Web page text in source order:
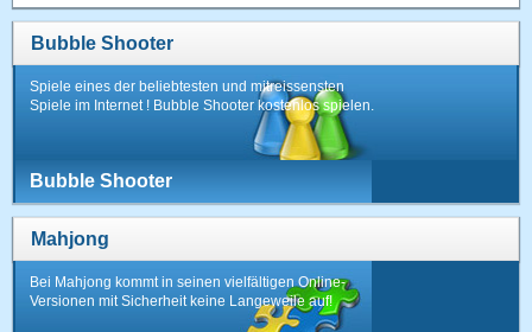
Bubble Shooter
Spiele eines der beliebtesten und mitreissensten
Spiele im Internet ! Bubble Shooter kostenlos spielen.
Bubble Shooter
Mahjong
Bei Mahjong kommt in seinen vielfältigen Online-
Versionen mit Sicherheit keine Langeweile auf!